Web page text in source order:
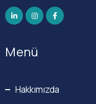
Menü
Hakkımızda